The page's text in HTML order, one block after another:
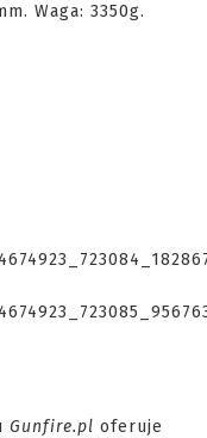
Waga: 3350g.
Gunfire.pl oferuje